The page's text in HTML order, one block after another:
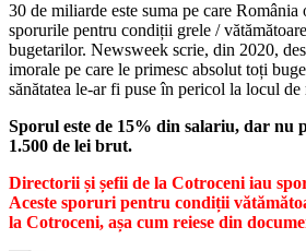
30 de miliarde este suma pe care România
sporurile pentru condiții grele /
bugetarilor. Newsweek scrie, din 2020,
imorale pe care le primesc absolut toți
sănătatea le-ar fi puse în pericol la locul de
Sporul este de 15% din salariu, dar nu
1.500 de lei brut.
Directorii și șefii de la Cotroceni iau
Aceste sporuri pentru condiții
la Cotroceni, așa cum reiese din